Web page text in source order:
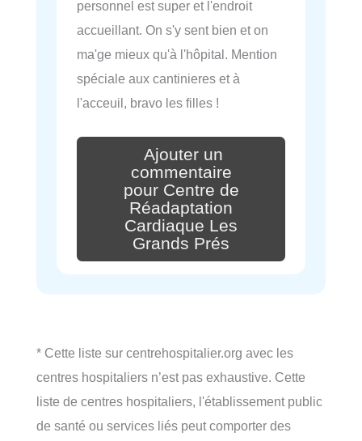
personnel est super et l'endroit
accueillant. On s'y sent bien et on
ma'ge mieux qu'à l'hôpital. Mention
spéciale aux cantinieres et à
l'acceuil, bravo les filles !
Ajouter un
commentaire
pour Centre de
Réadaptation
Cardiaque Les
Grands Prés
* Cette liste sur centrehospitalier.org avec les
centres hospitaliers n’est pas exhaustive. Cette
liste de centres hospitaliers, l'établissement public
de santé ou services liés peut comporter des